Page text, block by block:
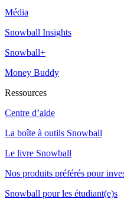
Média
Snowball Insights
Snowball+
Money Buddy
Ressources
Centre d’aide
La boîte à outils Snowball
Le livre Snowball
Nos produits préférés pour
Snowball pour les étudiant(e)s